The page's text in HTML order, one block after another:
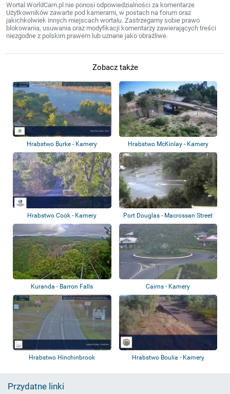
Wortal WorldCam.pl nie ponosi odpowiedzialności za komentarze
Użytkowników zawarte pod kamerami, w postach na forum oraz
jakichkolwiek innych miejscach wortalu. Zastrzegamy sobie prawo
blokowania, usuwania oraz modyfikacji komentarzy zawierających treści
niezgodne z polskim prawem lub uznane jako obraźliwe.
Zobacz także
Hrabstwo Burke - Kamery
przeciwpowodziow...
Hrabstwo McKinlay - Kamery
przeciwpowodz...
Hrabstwo Cook - Kamery
przeciwpowodziowe
Port Douglas - Macrossan Street
Kuranda - Barron Falls
Cairns - Kamery
przeciwpowodziowe
Hrabstwo Hinchinbrook
Hrabstwo Boulia - Kamery
Przydatne linki